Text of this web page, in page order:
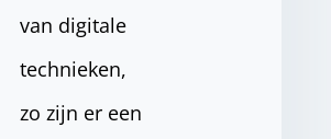
van digitale
technieken,
zo zijn er een